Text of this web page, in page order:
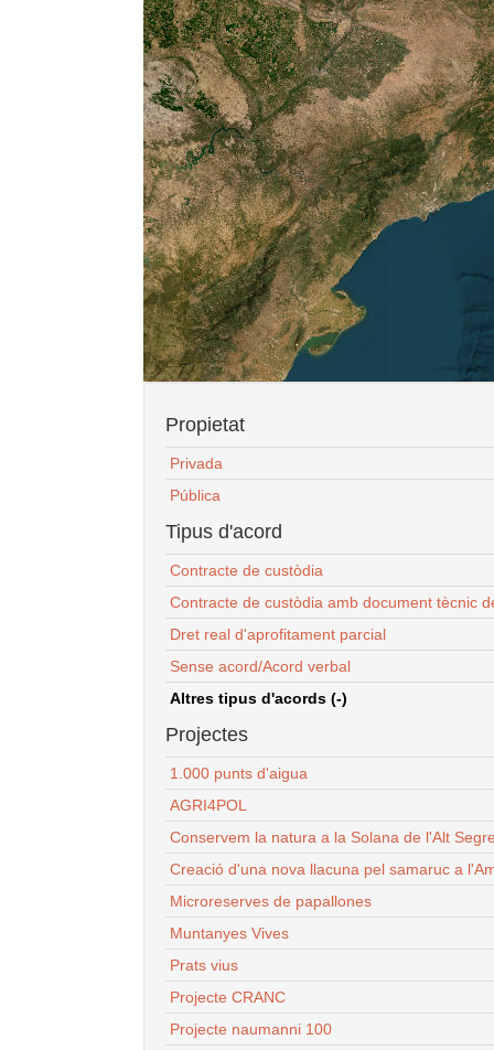
Propietat
Privada
Pública
Tipus d'acord
Contracte de custòdia
Contracte de custòdia amb document tècnic
Dret real d'aprofitament parcial
Sense acord/Acord verbal
Altres tipus d'acords (-)
Projectes
1.000 punts d'aigua
AGRI4POL
Conservem la natura a la Solana de l'Alt
Creació d'una nova llacuna pel samaruc a
Microreserves de papallones
Muntanyes Vives
Prats vius
Projecte CRANC
Projecte naumanni 100